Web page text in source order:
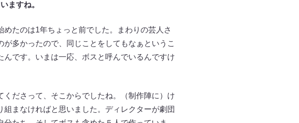
ますね。
たのは1年ちょっと前でした。まわりの芸人さ
多かったので、同じことをしてもなぁというこ
です。いまは一応、ボスと呼んでいるんですけ
ださって、そこからでしたね。（制作陣に）け
まなければと思いました。ディレクターが劇団